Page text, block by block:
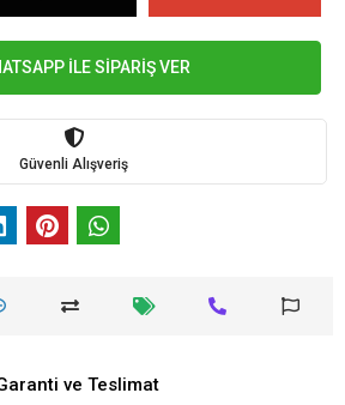
İLE SİPARİŞ VER
Güvenli Alışveriş
ve Teslimat